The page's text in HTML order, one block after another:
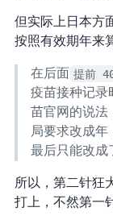
但实际上日本方
按照有效期 1 年来
在后面 提前
疫苗接种记录
苗官网的说法
局要求改成 1
最后只能改成了
所以，第二针狂犬
打上，不然第一